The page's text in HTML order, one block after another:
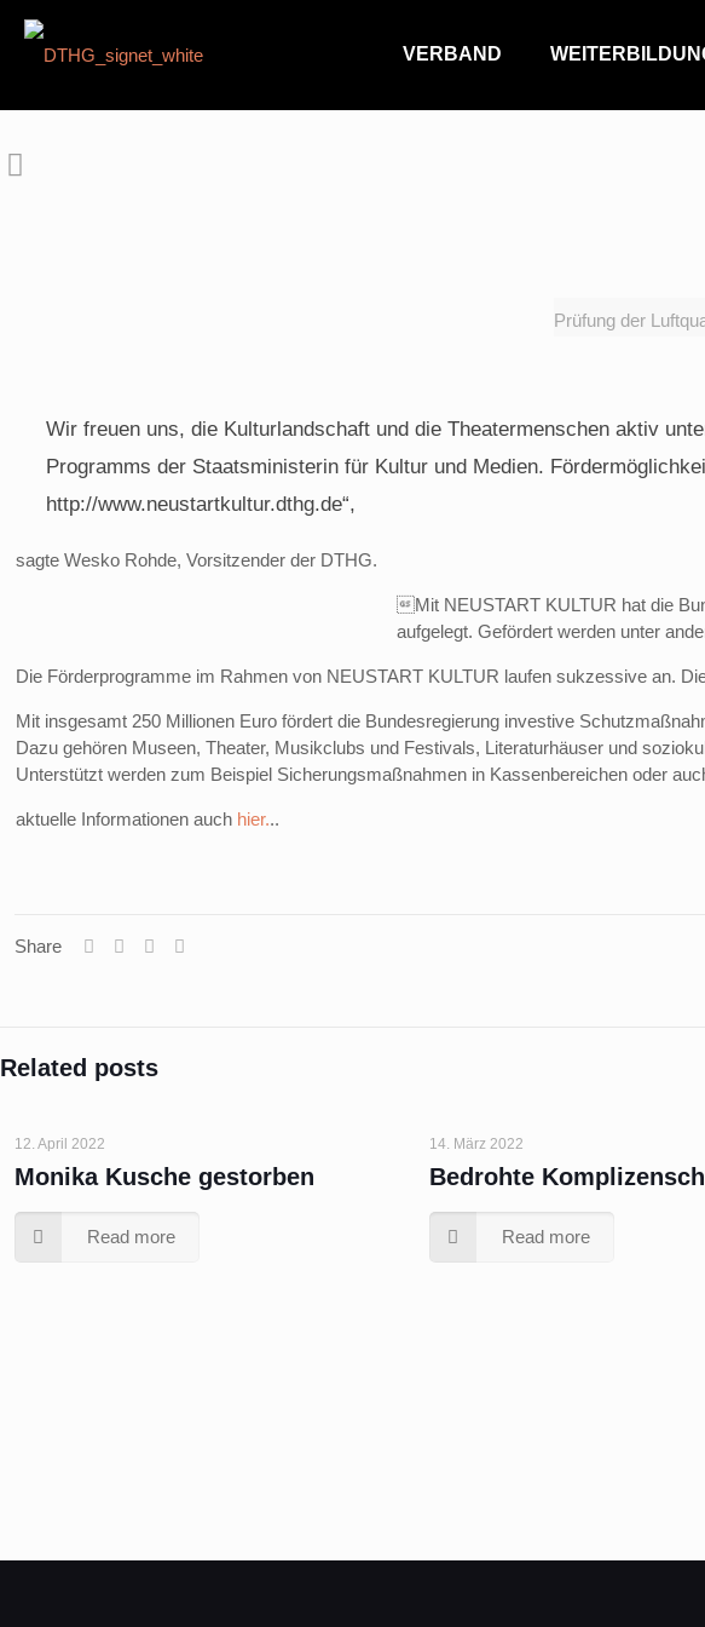
VERBAND
Prüfung der
Wir freuen uns, die Kulturlandschaft und die Theatermenschen aktiv
Programms der Staatsministerin für Kultur und Medien.
http://www.neustartkultur.dthg.de“,
sagte Wesko Rohde, Vorsitzender der DTHG.
Mit NEUSTART KULTUR hat die
aufgelegt. Gefördert werden unter
Die Förderprogramme im Rahmen von NEUSTART KULTUR laufen sukzessive an.
Mit insgesamt 250 Millionen Euro fördert die Bundesregierung investive
Dazu gehören Museen, Theater, Musikclubs und Festivals, Literaturhäuser und
Unterstützt werden zum Beispiel Sicherungsmaßnahmen in Kassenbereichen oder
aktuelle Informationen auch hier...
Share
Related posts
12. April 2022
Monika Kusche gestorben
Read more
14. März 2022
Bedrohte
Read more